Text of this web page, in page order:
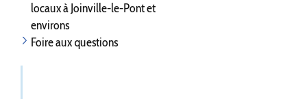
locaux à Joinville-le-Pont et
environs
Foire aux questions